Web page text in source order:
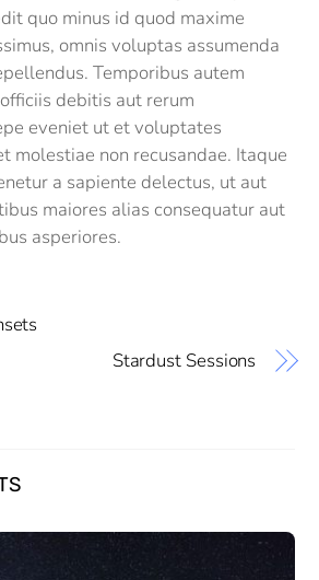
quo minus id quod maxime
omnis voluptas assumenda
Temporibus autem
debitis aut rerum
eveniet ut et voluptates
molestiae non recusandae. Itaque
a sapiente delectus, ut aut
maiores alias consequatur aut
asperiores.
Stardust Sessions